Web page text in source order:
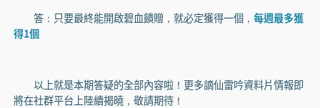
答：只要最終能開啟碧血饋贈，就必定獲得一個， 每週最多獲
得1個
以上就是本期答疑的全部內容啦！更多謫仙雷吟資料片情報即
將在社群平台上陸續揭曉，敬請期待！